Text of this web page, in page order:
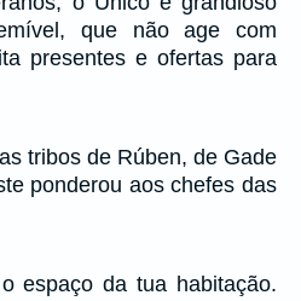
que não age com
presentes e ofertas para
tribos de Rúben, de Gade
ponderou aos chefes das
espaço da tua habitação.